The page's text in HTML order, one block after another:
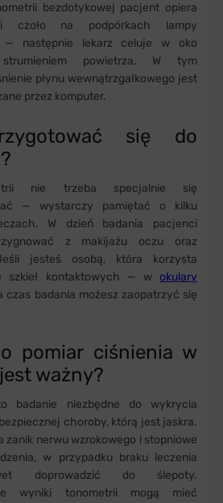
bezdotykowej pacjent opiera
i czoło na podpórkach lampy
— następnie lekarz celuje w oko
strumieniem powietrza. W tym
płynu wewnątrzgałkowego jest
przez komputer.
się do
nie trzeba specjalnie się
— wystarczy pamiętać o kilku
W dzień badania pacjenci
z makijażu oczu oraz
jesteś osobą, która korzysta
szkieł kontaktowych — w okulary
czas badania możesz zaopatrzyć się
pomiar ciśnienia w
ważny?
badanie niezbędne do wykrycia
choroby, którą jest jaskra.
zanik nerwu wzrokowego i stopniowe
w przypadku braku leczenia
doprowadzić do ślepoty.
wyniki tonometrii mogą mieć